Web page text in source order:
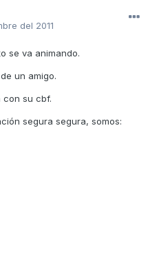
del 2011
se va animando.
un amigo.
con su cbf.
segura segura, somos: